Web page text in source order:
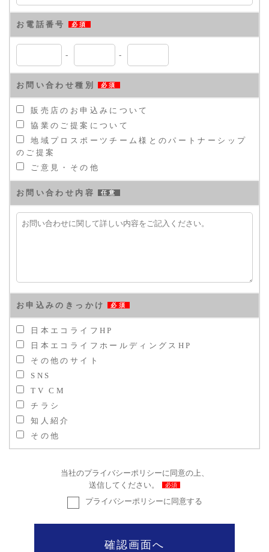
お電話番号 必須
- -
お問い合わせ種別 必須
販売店のお申込みについて
協業のご提案について
地域プロスポーツチーム様とのパートナーシップ
のご提案
ご意見・その他
お問い合わせ内容 任意
お申込みのきっかけ 必須
日本エコライフHP
日本エコライフホールディングスHP
その他のサイト
SNS
TV CM
チラシ
知人紹介
その他
当社のプライバシーポリシーに同意の上、
送信してください。
必須
プライバシーポリシーに同意する